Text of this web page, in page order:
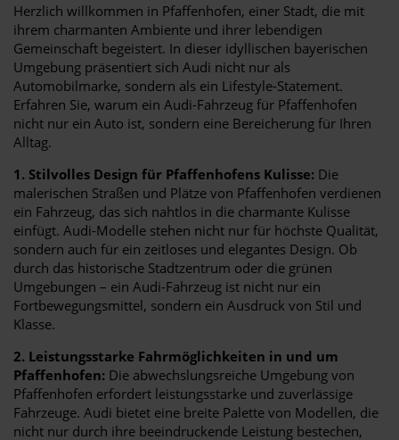
Herzlich willkommen in Pfaffenhofen, einer Stadt, die mit
ihrem charmanten Ambiente und ihrer lebendigen
Gemeinschaft begeistert. In dieser idyllischen bayerischen
Umgebung präsentiert sich Audi nicht nur als
Automobilmarke, sondern als ein Lifestyle-Statement.
Erfahren Sie, warum ein Audi-Fahrzeug für Pfaffenhofen
nicht nur ein Auto ist, sondern eine Bereicherung für Ihren
Alltag.
1. Stilvolles Design für Pfaffenhofens Kulisse: Die
malerischen Straßen und Plätze von Pfaffenhofen verdienen
ein Fahrzeug, das sich nahtlos in die charmante Kulisse
einfügt. Audi-Modelle stehen nicht nur für höchste Qualität,
sondern auch für ein zeitloses und elegantes Design. Ob
durch das historische Stadtzentrum oder die grünen
Umgebungen – ein Audi-Fahrzeug ist nicht nur ein
Fortbewegungsmittel, sondern ein Ausdruck von Stil und
Klasse.
2. Leistungsstarke Fahrmöglichkeiten in und um
Pfaffenhofen: Die abwechslungsreiche Umgebung von
Pfaffenhofen erfordert leistungsstarke und zuverlässige
Fahrzeuge. Audi bietet eine breite Palette von Modellen, die
nicht nur durch ihre beeindruckende Leistung bestechen,